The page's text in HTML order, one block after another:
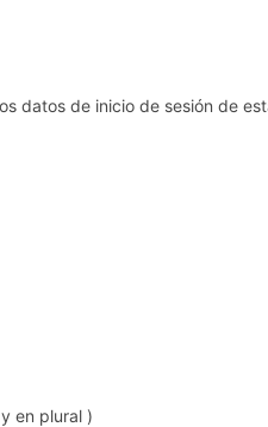
datos de inicio de sesión de
en plural )